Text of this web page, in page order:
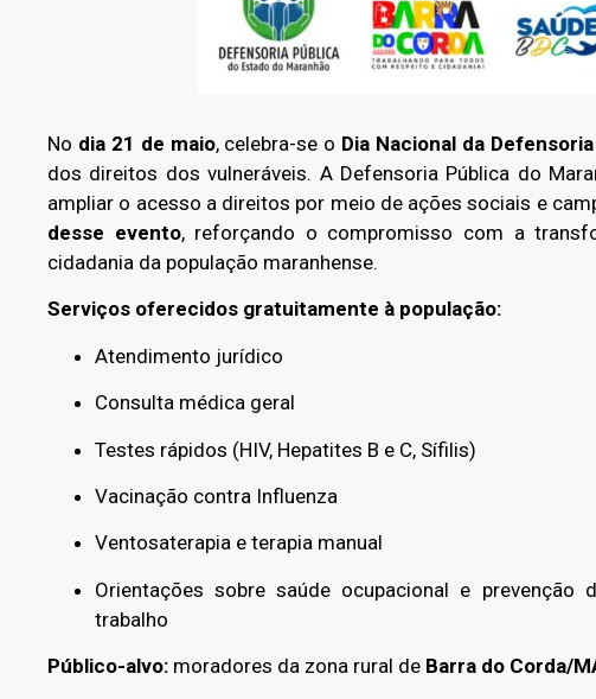
No dia 21 de maio, celebra-se o Dia Nacional da
dos direitos dos vulneráveis. A Defensoria Pública do
ampliar o acesso a direitos por meio de ações sociais e
desse evento, reforçando o compromisso com a
cidadania da população maranhense.
Serviços oferecidos gratuitamente à população:
Atendimento jurídico
Consulta médica geral
Testes rápidos (HIV, Hepatites B e C, Sífilis)
Vacinação contra Influenza
Ventosaterapia e terapia manual
Orientações sobre saúde ocupacional e
trabalho
Público-alvo: moradores da zona rural de Barra do Corda/